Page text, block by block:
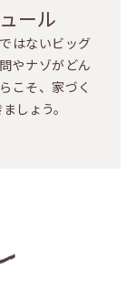
ール
はないビッグ
やナゾがどん
こそ、家づく
しょう。